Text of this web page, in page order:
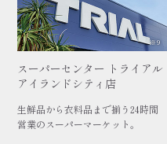
※9
スーパーセンター トライアル
アイランドシティ店
生鮮品から衣料品まで揃う24時間
営業のスーパーマーケット。